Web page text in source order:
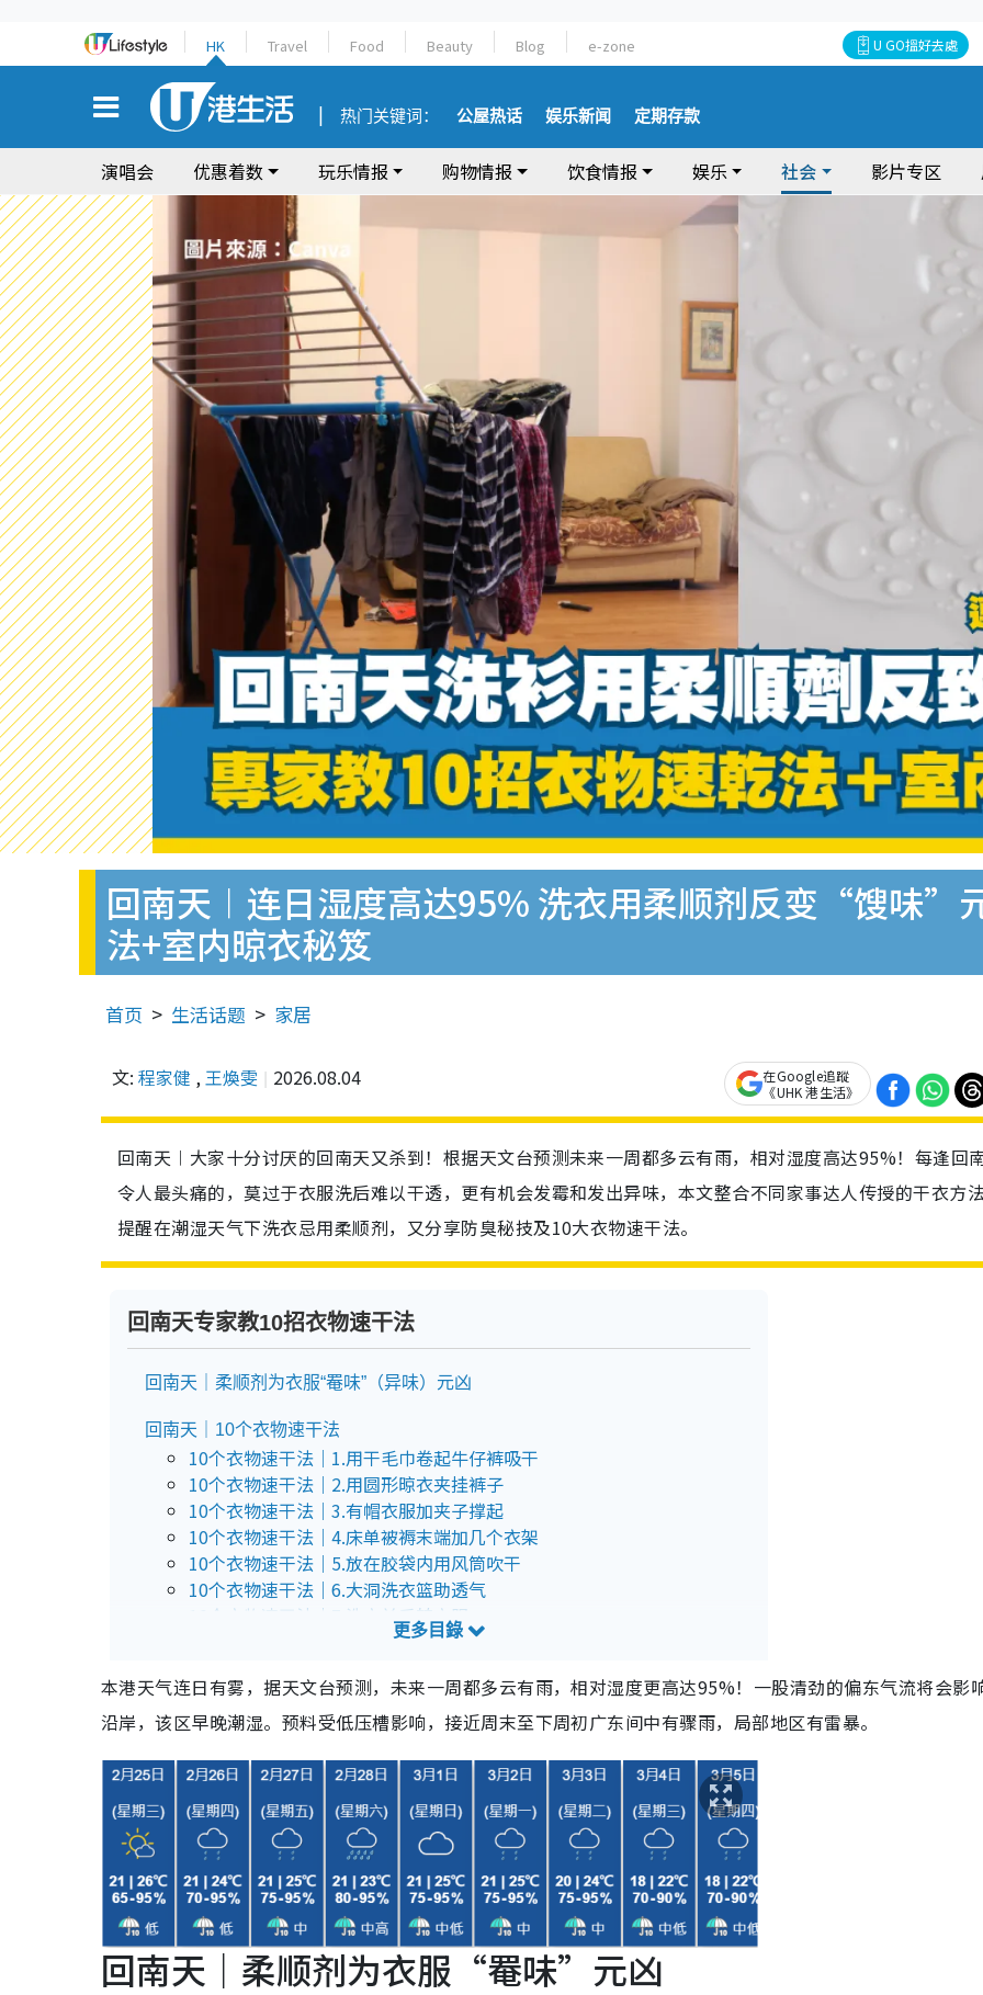
HK Travel Food Beauty Blog e-zone U GO搵好去處
热门关键词： 公屋热话 娱乐新闻 定期存款
演唱会 优惠着数 玩乐情报 购物情报 饮食情报 娱乐 社会 影片专区
回南天︱连日湿度高达95% 洗衣用柔顺剂反变“馊味”
法+室内晾衣秘笈
首页 生活话题 家居
文: 程家健 ,王煥雯 2026.08.04
在Google追蹤
《UHK 港生活》
回南天︱大家十分讨厌的回南天又杀到！根据天文台预测未来一周都多云有雨，相对湿度高达95%！每逢回
令人最头痛的，莫过于衣服洗后难以干透，更有机会发霉和发出异味，本文整合不同家事达人传授的干衣方法
提醒在潮湿天气下洗衣忌用柔顺剂，又分享防臭秘技及10大衣物速干法。
回南天专家教10招衣物速干法
回南天｜柔顺剂为衣服“罨味”（异味）元凶
回南天｜10个衣物速干法
10个衣物速干法｜1.用干毛巾卷起牛仔裤吸干
10个衣物速干法｜2.用圆形晾衣夹挂裤子
10个衣物速干法｜3.有帽衣服加夹子撑起
10个衣物速干法｜4.床单被褥末端加几个衣架
10个衣物速干法｜5.放在胶袋内用风筒吹干
10个衣物速干法｜6.大洞洗衣篮助透气
10个衣物速干法｜7.洗衣前反转衣服
10个衣物速干法｜8.脱水前加干毛巾
10个衣物速干法｜10.晾衣处下铺报纸
4大室内晾衫黑点｜1. 窗边
4大室内晾衫黑点｜3. 厨房
4大室内晾衫黑点｜4. 空调机底
回南天｜室内晾衫3个贴士
3招室内晾衫｜1. 挂在家中正中央
3招室内晾衫｜2. 吹风扇助干衣
3招室内晾衫｜3. 长衣物挂外侧
本港天气连日有雾，据天文台预测，未来一周都多云有雨，相对湿度更高达95%！一股清劲的偏东气流将会影
沿岸，该区早晚潮湿。预料受低压槽影响，接近周末至下周初广东间中有骤雨，局部地区有雷暴。
回南天｜柔顺剂为衣服“罨味”元凶